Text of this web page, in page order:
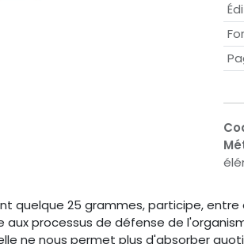
quelque 25 grammes, participe, entre
processus de défense de
ne nous permet plus d'absorber